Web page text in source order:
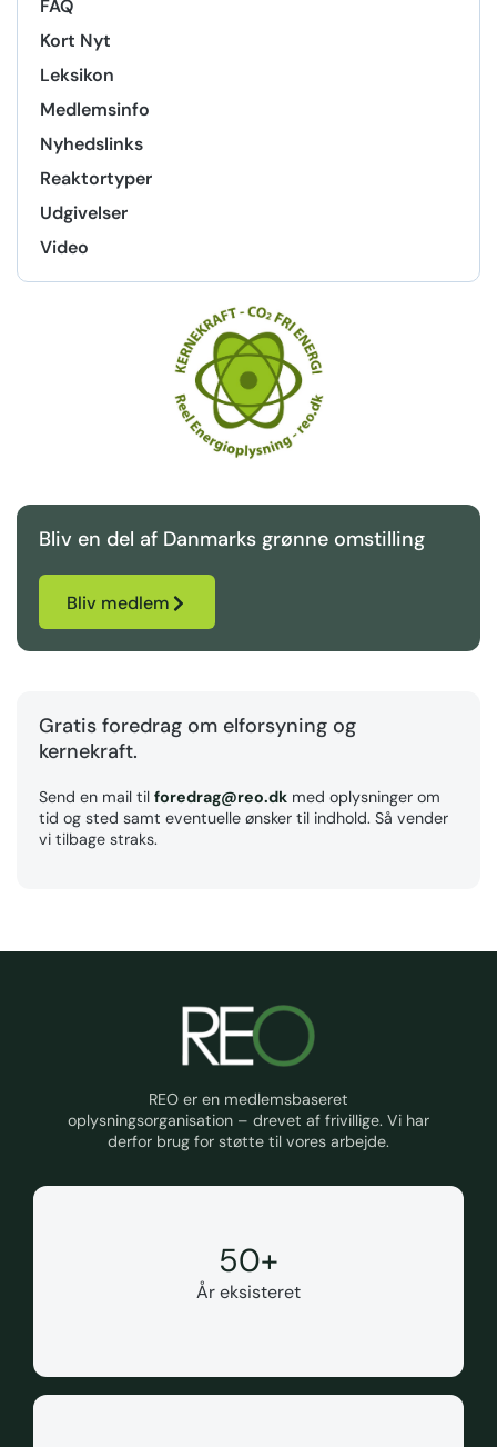
FAQ
Kort Nyt
Leksikon
Medlemsinfo
Nyhedslinks
Reaktortyper
Udgivelser
Video
Bliv en del af Danmarks grønne omstilling
Bliv medlem
Gratis foredrag om elforsyning og
kernekraft.
Send en mail til foredrag@reo.dk med oplysninger om
tid og sted samt eventuelle ønsker til indhold. Så vender
vi tilbage straks.
REO er en medlemsbaseret
oplysningsorganisation – drevet af frivillige. Vi har
derfor brug for støtte til vores arbejde.
50+
År eksisteret